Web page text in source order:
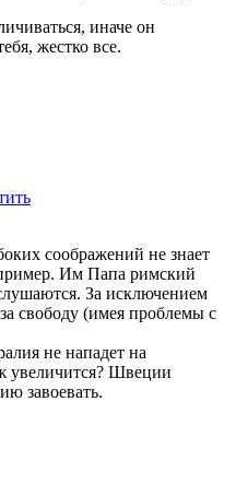
иначе он
жестко все.
соображений не знает
Им Папа римский
За исключением
свободу (имея проблемы с
не нападет на
увеличится? Швеции
завоевать.